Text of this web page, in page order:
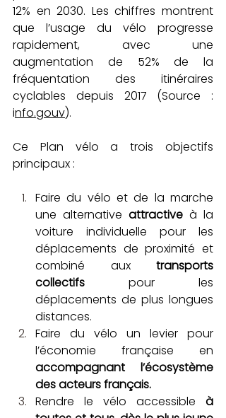
12% en 2030. Les chiffres montrent
que l’usage du vélo progresse
rapidement, avec une
augmentation de 52% de la
fréquentation des itinéraires
cyclables depuis 2017 (Source :
info.gouv).
Ce Plan vélo a trois objectifs
principaux :
Faire du vélo et de la marche
une alternative attractive à la
voiture individuelle pour les
déplacements de proximité et
combiné aux transports
collectifs pour les
déplacements de plus longues
distances.
Faire du vélo un levier pour
l’économie française en
accompagnant l’écosystème
des acteurs français.
Rendre le vélo accessible à